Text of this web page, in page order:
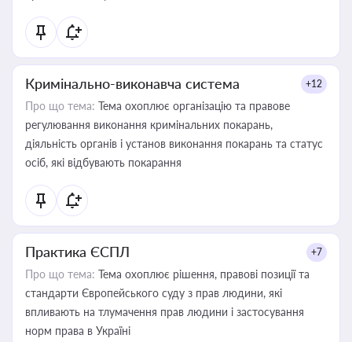
Кримінально-виконавча система +12
Про що тема: Тема охоплює організацію та правове
регулювання виконання кримінальних покарань,
діяльність органів і установ виконання покарань та статус
осіб, які відбувають покарання
Практика ЄСПЛ +7
Про що тема: Тема охоплює рішення, правові позиції та
стандарти Європейського суду з прав людини, які
впливають на тлумачення прав людини і застосування
норм права в Україні